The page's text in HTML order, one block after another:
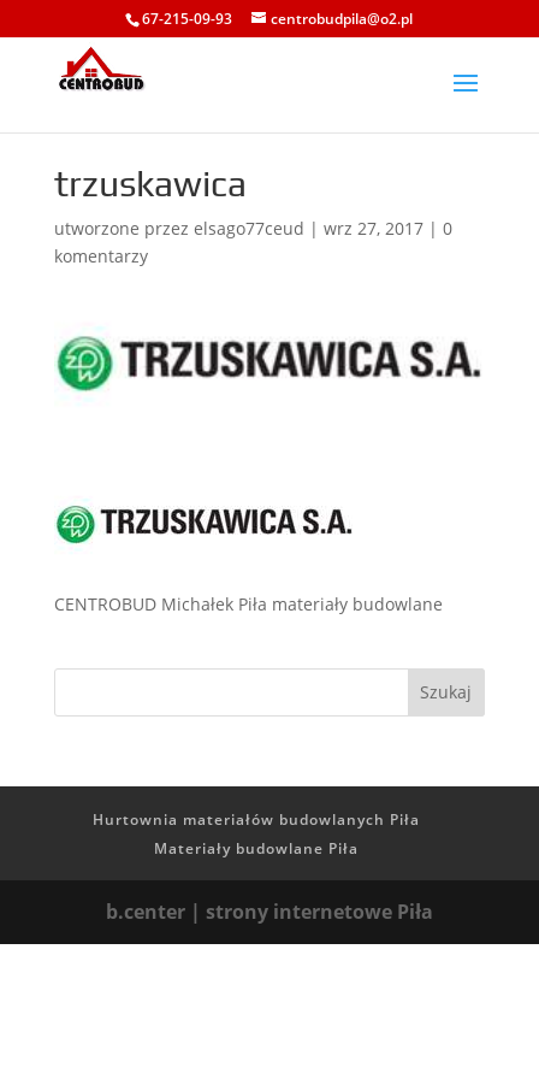
67-215-09-93 centrobudpila@o2.pl
trzuskawica
utworzone przez elsago77ceud | wrz 27, 2017| 0
komentarzy
CENTROBUD Michałek Piła materiały budowlane
Hurtownia materiałów budowlanych Piła
Materiały budowlane Piła
b.center | strony internetowe Piła